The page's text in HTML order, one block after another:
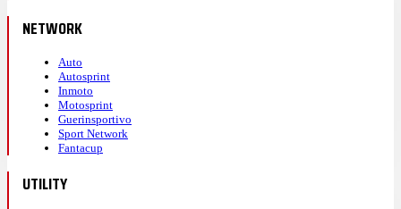
NETWORK
Auto
Autosprint
Inmoto
Motosprint
Guerinsportivo
Sport Network
Fantacup
UTILITY